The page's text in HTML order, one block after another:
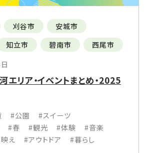
刈谷市
安城市
知立市 碧南市
西尾市
エリア・イベントまとめ・2025
#公園
#スイーツ
#春 #観光 #体験
#音楽
え #アウトドア #暮らし